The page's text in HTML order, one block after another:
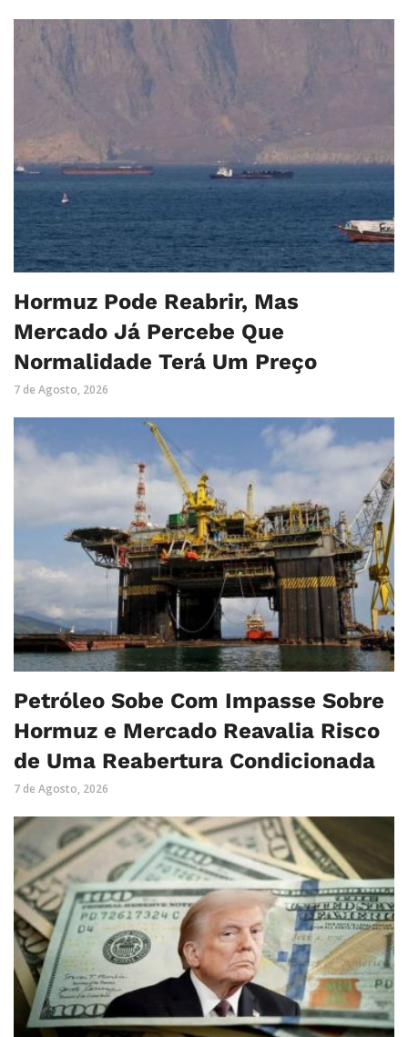
Hormuz Pode Reabrir, Mas
Mercado Já Percebe Que
Normalidade Terá Um Preço
7 de Agosto, 2026
Petróleo Sobe Com Impasse Sobre
Hormuz e Mercado Reavalia Risco
de Uma Reabertura Condicionada
7 de Agosto, 2026